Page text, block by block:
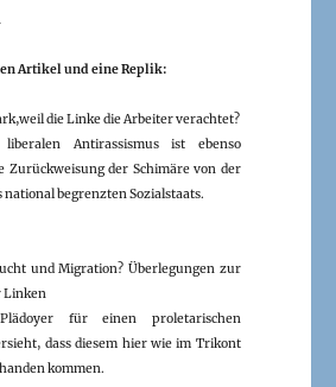
Artikel und eine Replik:
die Linke die Arbeiter verachtet?
Antirassismus ist ebenso
Zurückweisung der Schimäre von der
national begrenzten Sozialstaats.
und Migration? Überlegungen zur
Linken
für einen proletarischen
dass diesem hier wie im Trikont
kommen.